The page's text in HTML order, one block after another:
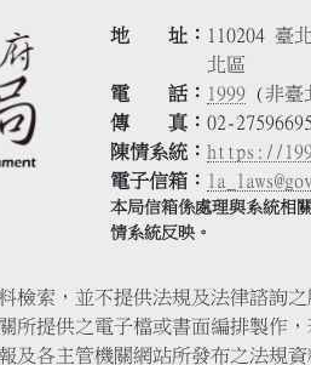
地 址
110204 臺
北區
電 話
1999 (非臺
傳 真
02-
陳情系統
https://
電子信箱
本局信箱係處理與系統相
情系統反映。
檢索，並不提供法規及法律諮詢
所提供之電子檔或書面編排製作
及各主管機關網站所發布之法規